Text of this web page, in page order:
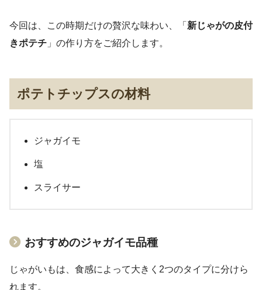
今回は、この時期だけの贅沢な味わい、「 新じゃがの皮付
きポテチ 」の作り方をご紹介します。
ポテトチップスの材料
ジャガイモ
塩
スライサー
おすすめのジャガイモ品種
じゃがいもは、食感によって大きく2つのタイプに分けら
れます。